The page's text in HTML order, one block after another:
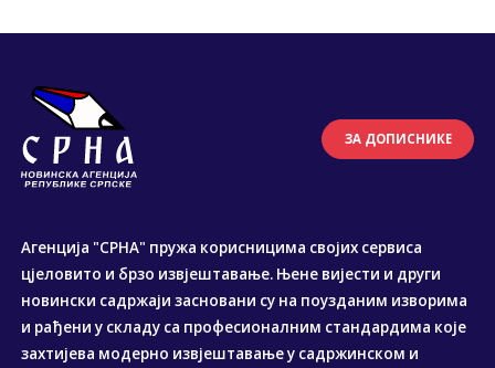
ЗА ДОПИСНИКЕ
Агенција "СРНА" пружа корисницима својих сервиса
цјеловито и брзо извјештавање. Њене вијести и други
новински садржаји засновани су на поузданим изворима
и рађени у складу са професионалним стандардима које
захтијева модерно извјештавање у садржинском и